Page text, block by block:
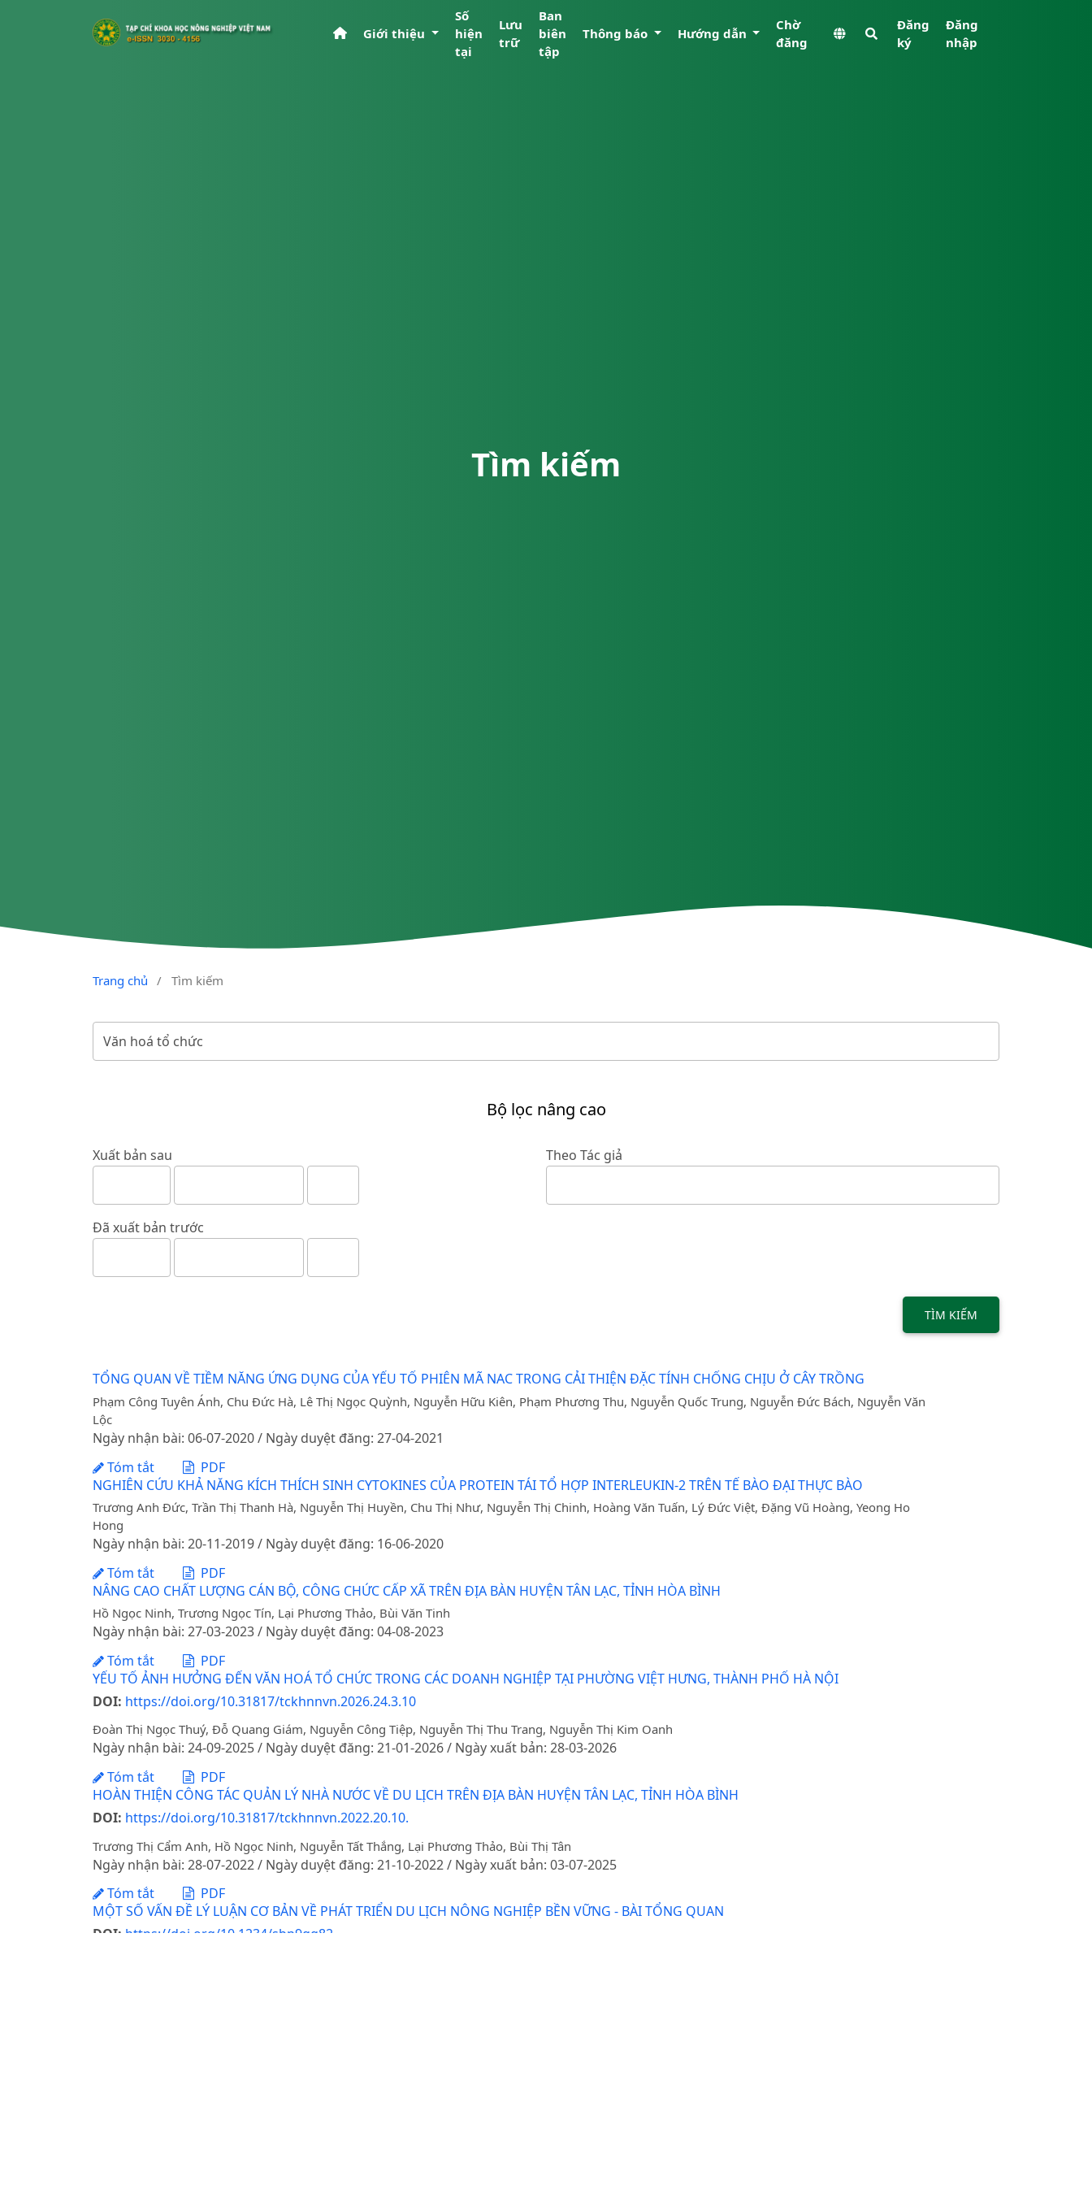
Giới thiệu
Số
hiện
tại
Lưu
trữ
Ban
biên
tập
Thông báo Hướng dẫn
Chờ
đăng
Đăng
ký
Đăng
nhập
Tìm kiếm
Trang chủ / Tìm kiếm
Bộ lọc nâng cao
Xuất bản sau
Đã xuất bản trước
Theo Tác giả
TÌM KIẾM
TỔNG QUAN VỀ TIỀM NĂNG ỨNG DỤNG CỦA YẾU TỐ PHIÊN MÃ NAC TRONG CẢI THIỆN ĐẶC TÍNH CHỐNG CHỊU Ở CÂY TRỒNG
Phạm Công Tuyên Ánh, Chu Đức Hà, Lê Thị Ngọc Quỳnh, Nguyễn Hữu Kiên, Phạm Phương Thu, Nguyễn Quốc Trung, Nguyễn Đức Bách, Nguyễn Văn
Lộc
Ngày nhận bài: 06-07-2020 / Ngày duyệt đăng: 27-04-2021
Tóm tắt
PDF
NGHIÊN CỨU KHẢ NĂNG KÍCH THÍCH SINH CYTOKINES CỦA PROTEIN TÁI TỔ HỢP INTERLEUKIN-2 TRÊN TẾ BÀO ĐẠI THỰC BÀO
Trương Anh Đức, Trần Thị Thanh Hà, Nguyễn Thị Huyền, Chu Thị Như, Nguyễn Thị Chinh, Hoàng Văn Tuấn, Lý Đức Việt, Đặng Vũ Hoàng, Yeong Ho
Hong
Ngày nhận bài: 20-11-2019 / Ngày duyệt đăng: 16-06-2020
Tóm tắt
PDF
NÂNG CAO CHẤT LƯỢNG CÁN BỘ, CÔNG CHỨC CẤP XÃ TRÊN ĐỊA BÀN HUYỆN TÂN LẠC, TỈNH HÒA BÌNH
Hồ Ngọc Ninh, Trương Ngọc Tín, Lại Phương Thảo, Bùi Văn Tinh
Ngày nhận bài: 27-03-2023 / Ngày duyệt đăng: 04-08-2023
Tóm tắt
PDF
YẾU TỐ ẢNH HƯỞNG ĐẾN VĂN HOÁ TỔ CHỨC TRONG CÁC DOANH NGHIỆP TẠI PHƯỜNG VIỆT HƯNG, THÀNH PHỐ HÀ NỘI
DOI: https://doi.org/10.31817/tckhnnvn.2026.24.3.10
Đoàn Thị Ngọc Thuý, Đỗ Quang Giám, Nguyễn Công Tiệp, Nguyễn Thị Thu Trang, Nguyễn Thị Kim Oanh
Ngày nhận bài: 24-09-2025 / Ngày duyệt đăng: 21-01-2026 / Ngày xuất bản: 28-03-2026
Tóm tắt
PDF
HOÀN THIỆN CÔNG TÁC QUẢN LÝ NHÀ NƯỚC VỀ DU LỊCH TRÊN ĐỊA BÀN HUYỆN TÂN LẠC, TỈNH HÒA BÌNH
DOI: https://doi.org/10.31817/tckhnnvn.2022.20.10.
Trương Thị Cẩm Anh, Hồ Ngọc Ninh, Nguyễn Tất Thắng, Lại Phương Thảo, Bùi Thị Tân
Ngày nhận bài: 28-07-2022 / Ngày duyệt đăng: 21-10-2022 / Ngày xuất bản: 03-07-2025
Tóm tắt
PDF
MỘT SỐ VẤN ĐỀ LÝ LUẬN CƠ BẢN VỀ PHÁT TRIỂN DU LỊCH NÔNG NGHIỆP BỀN VỮNG - BÀI TỔNG QUAN
DOI: https://doi.org/10.1234/sbn9gg82